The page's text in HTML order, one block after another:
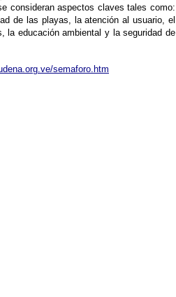
consideran aspectos claves tales como:
de las playas, la atención al usuario, el
la educación ambiental y la seguridad de
semaforo.htm